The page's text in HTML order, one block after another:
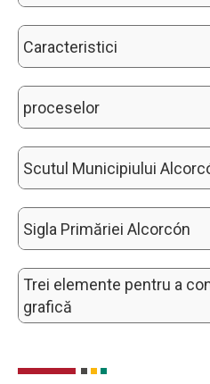
Caracteristici
proceselor
Scutul Municipiului
Sigla Primăriei Alcorcón
Trei elemente pentru a
grafică